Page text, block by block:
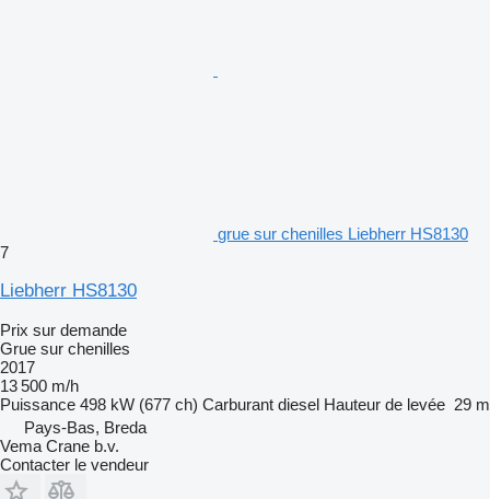
grue sur chenilles Liebherr HS8130
7
Liebherr HS8130
Prix sur demande
Grue sur chenilles
2017
13 500 m/h
Puissance 498 kW (677 ch) Carburant diesel Hauteur de levée 29 m
Pays-Bas, Breda
Vema Crane b.v.
Contacter le vendeur